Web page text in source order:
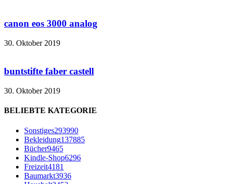
canon eos 3000 analog
30. Oktober 2019
buntstifte faber castell
30. Oktober 2019
BELIEBTE KATEGORIE
Sonstiges293990
Bekleidung137885
Bücher9465
Kindle-Shop6296
Freizeit4181
Baumarkt3936